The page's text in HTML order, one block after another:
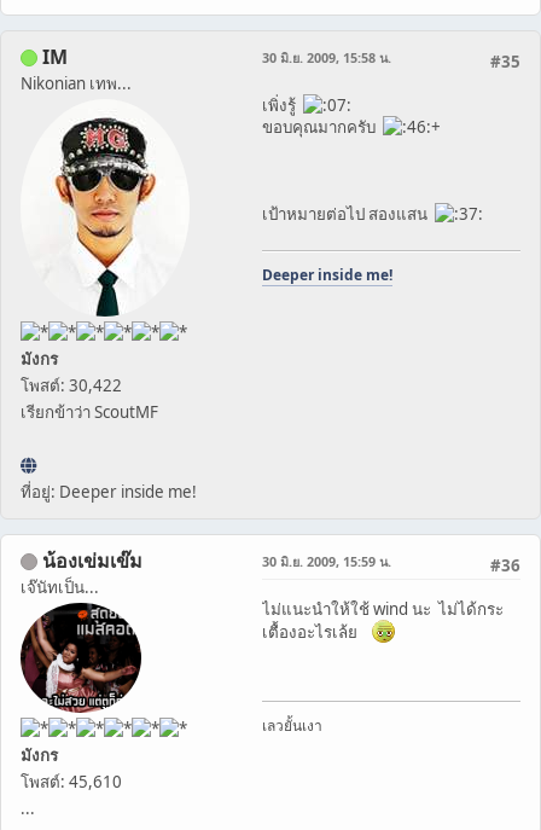
IM
Nikonian เทพ...
มังกร
โพสต์: 30,422
เรียกข้าว่า ScoutMF
ที่อยู่: Deeper inside me!
#35
30 มิ.ย. 2009, 15:58 น.
เพิ่งรู้
ขอบคุณมากครับ
+
เป้าหมายต่อไป สองแสน
Deeper inside me!
น้องเข่มเข๊ม
เจ๊นัทเป็น...
มังกร
โพสต์: 45,610
...
#36
30 มิ.ย. 2009, 15:59 น.
ไม่แนะนำให้ใช้ wind นะ ไม่ได้กระ
เตื้องอะไรเล้ย
เลวยั้นเงา